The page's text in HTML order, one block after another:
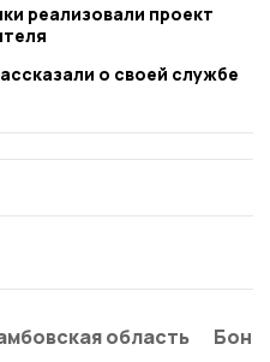
реализовали проект
о своей службе
область